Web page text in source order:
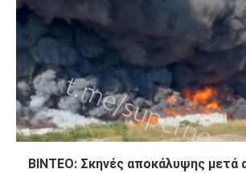
ΒΙΝΤΕΟ: Σκηνές αποκάλυψης μετά